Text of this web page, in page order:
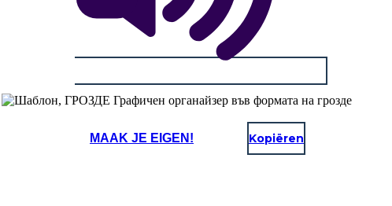
MAAK JE EIGEN! Kopiëren